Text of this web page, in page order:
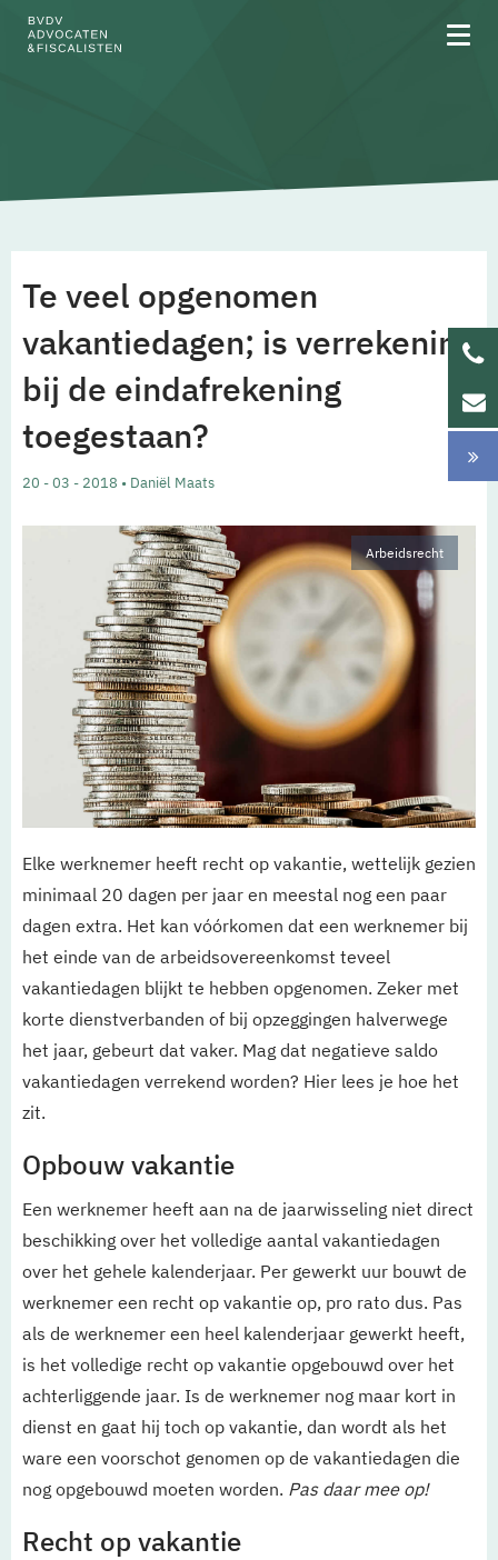
Team
Werken bij
Te veel opgenomen
vakantiedagen; is verrekening
bij de eindafrekening
toegestaan?
20 - 03 - 2018 • Daniël Maats
Arbeidsrecht
Elke werknemer heeft recht op vakantie, wettelijk gezien
minimaal 20 dagen per jaar en meestal nog een paar
dagen extra. Het kan vóórkomen dat een werknemer bij
het einde van de arbeidsovereenkomst teveel
vakantiedagen blijkt te hebben opgenomen. Zeker met
korte dienstverbanden of bij opzeggingen halverwege
het jaar, gebeurt dat vaker. Mag dat negatieve saldo
vakantiedagen verrekend worden? Hier lees je hoe het
zit.
Opbouw vakantie
Een werknemer heeft aan na de jaarwisseling niet direct
beschikking over het volledige aantal vakantiedagen
over het gehele kalenderjaar. Per gewerkt uur bouwt de
werknemer een recht op vakantie op, pro rato dus. Pas
als de werknemer een heel kalenderjaar gewerkt heeft,
is het volledige recht op vakantie opgebouwd over het
achterliggende jaar. Is de werknemer nog maar kort in
dienst en gaat hij toch op vakantie, dan wordt als het
ware een voorschot genomen op de vakantiedagen die
nog opgebouwd moeten worden. Pas daar mee op!
Recht op vakantie